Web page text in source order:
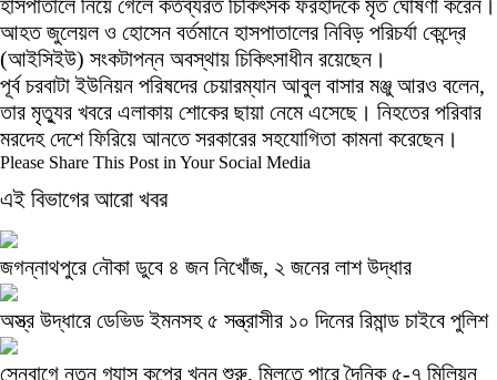
হাসপাতালে নিয়ে গেলে কর্তব্যরত চিকিৎসক ফরহাদকে মৃত ঘোষণা করেন।
আহত জুলেয়ল ও হোসেন বর্তমানে হাসপাতালের নিবিড় পরিচর্যা কেন্দ্রে
(আইসিইউ) সংকটাপন্ন অবস্থায় চিকিৎসাধীন রয়েছেন।
পূর্ব চরবাটা ইউনিয়ন পরিষদের চেয়ারম্যান আবুল বাসার মঞ্জু আরও বলেন,
তার মৃত্যুর খবরে এলাকায় শোকের ছায়া নেমে এসেছে। নিহতের পরিবার
মরদেহ দেশে ফিরিয়ে আনতে সরকারের সহযোগিতা কামনা করেছেন।
Please Share This Post in Your Social Media
এই বিভাগের আরো খবর
জগন্নাথপুরে নৌকা ডুবে ৪ জন নিখোঁজ, ২ জনের লাশ উদ্ধার
অস্ত্র উদ্ধারে ডেভিড ইমনসহ ৫ সন্ত্রাসীর ১০ দিনের রিমান্ড চাইবে পুলিশ
সেনবাগে নতুন গ্যাস কূপের খনন শুরু, মিলতে পারে দৈনিক ৫-৭ মিলিয়ন